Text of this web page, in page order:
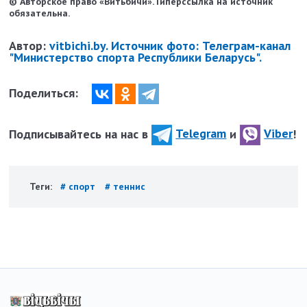
обязательна.
Автор:vitbichi.by. Источник фото: Телеграм-канал
"Министерство спорта Республики Беларусь".
Поделиться:
Подписывайтесь на нас в Telegram и Viber!
Теги: # спорт # теннис